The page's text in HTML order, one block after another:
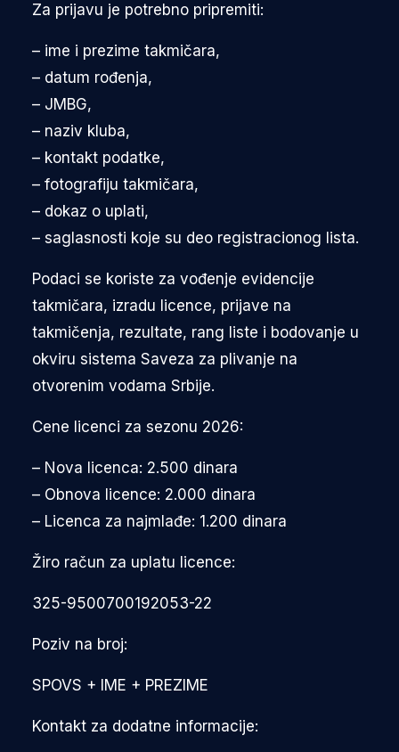
Za prijavu je potrebno pripremiti:
– ime i prezime takmičara,
– datum rođenja,
– JMBG,
– naziv kluba,
– kontakt podatke,
– fotografiju takmičara,
– dokaz o uplati,
– saglasnosti koje su deo registracionog lista.
Podaci se koriste za vođenje evidencije
takmičara, izradu licence, prijave na
takmičenja, rezultate, rang liste i bodovanje u
okviru sistema Saveza za plivanje na
otvorenim vodama Srbije.
Cene licenci za sezonu 2026:
– Nova licenca: 2.500 dinara
– Obnova licence: 2.000 dinara
– Licenca za najmlađe: 1.200 dinara
Žiro račun za uplatu licence:
325-9500700192053-22
Poziv na broj:
SPOVS + IME + PREZIME
Kontakt za dodatne informacije: